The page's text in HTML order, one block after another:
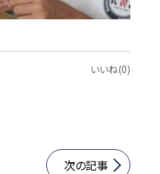
いいね(0)
次の記事